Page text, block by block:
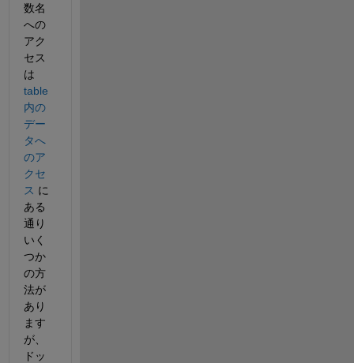
数名
への
アク
セス
は
table
内の
デー
タへ
のア
クセ
ス に
ある
通り
いく
つか
の方
法が
あり
ます
が、
ドッ